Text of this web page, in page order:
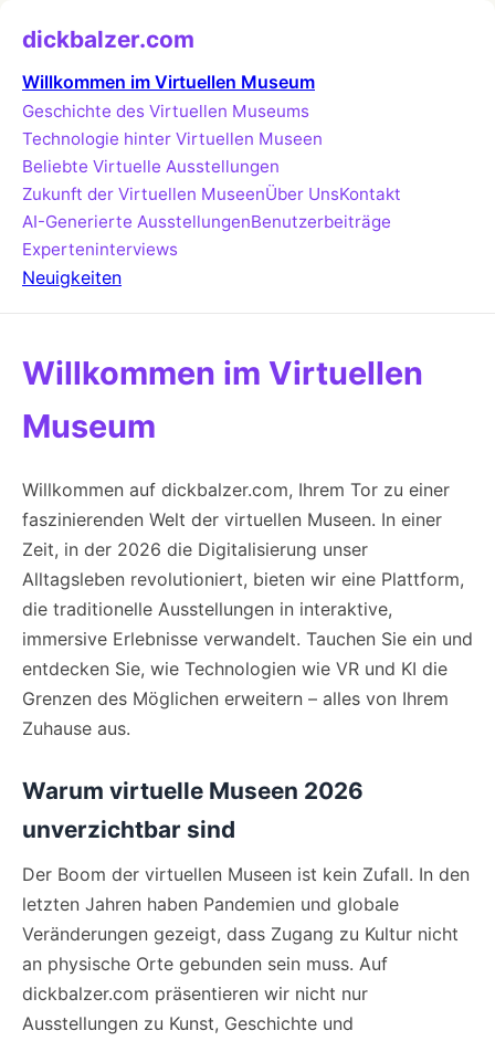
dickbalzer.com
Willkommen im Virtuellen Museum
Geschichte des Virtuellen Museums
Technologie hinter Virtuellen Museen
Beliebte Virtuelle Ausstellungen
Zukunft der Virtuellen MuseenÜber UnsKontakt
AI-Generierte AusstellungenBenutzerbeiträge
Experteninterviews
Neuigkeiten
Willkommen im Virtuellen
Museum
Willkommen auf dickbalzer.com, Ihrem Tor zu einer
faszinierenden Welt der virtuellen Museen. In einer
Zeit, in der 2026 die Digitalisierung unser
Alltagsleben revolutioniert, bieten wir eine Plattform,
die traditionelle Ausstellungen in interaktive,
immersive Erlebnisse verwandelt. Tauchen Sie ein und
entdecken Sie, wie Technologien wie VR und KI die
Grenzen des Möglichen erweitern – alles von Ihrem
Zuhause aus.
Warum virtuelle Museen 2026
unverzichtbar sind
Der Boom der virtuellen Museen ist kein Zufall. In den
letzten Jahren haben Pandemien und globale
Veränderungen gezeigt, dass Zugang zu Kultur nicht
an physische Orte gebunden sein muss. Auf
dickbalzer.com präsentieren wir nicht nur
Ausstellungen zu Kunst, Geschichte und